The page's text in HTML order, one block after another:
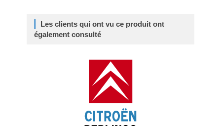
Les clients qui ont vu ce produit ont
également consulté